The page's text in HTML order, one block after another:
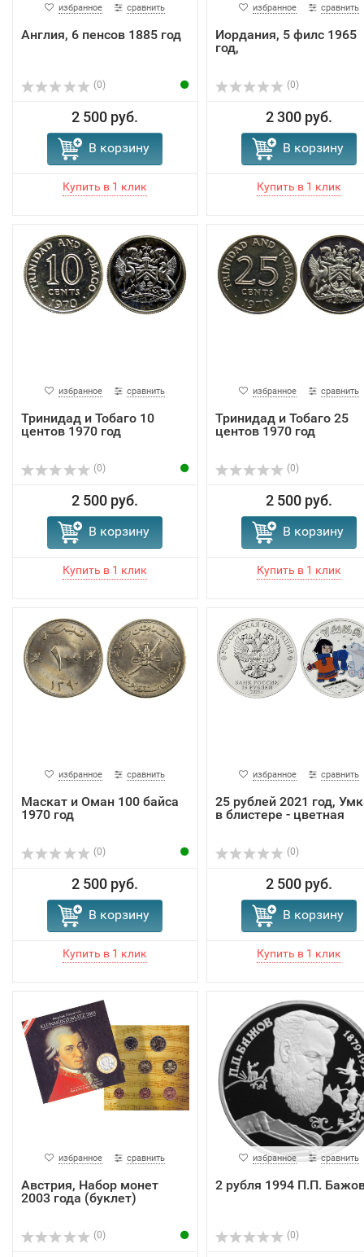
избранное сравнить
Англия, 6 пенсов 1885 год
(0)
2 500 руб.
В корзину
избранное сравнить
Иордания, 5 филс 1965
год,
(0)
2 300 руб.
В корзину
избранное сравнить
Тринидад и Тобаго 10
центов 1970 год
(0)
2 500 руб.
В корзину
избранное сравнить
Тринидад и Тобаго 25
центов 1970 год
(0)
2 500 руб.
В корзину
избранное сравнить
Маскат и Оман 100 байса
1970 год
(0)
2 500 руб.
В корзину
избранное сравнить
25 рублей 2021 год,
в блистере - цветная
(0)
2 500 руб.
В корзину
избранное сравнить
Австрия, Набор монет
2003 года (буклет)
(0)
избранное сравнить
2 рубля 1994 П.П.
(0)